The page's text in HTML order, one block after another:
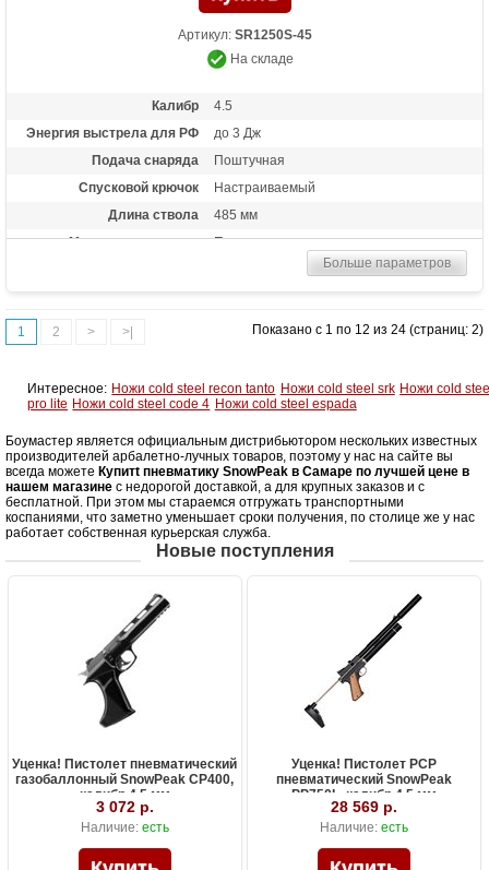
Артикул: SR1250S-45
На складе
Калибр
4.5
Энергия выстрела для РФ
до 3 Дж
Подача снаряда
Поштучная
Спусковой крючок
Настраиваемый
Длина ствола
485 мм
Материал приклада
Пластик
Масса (кг)
4.4
Особенности
Взвод рычажного типа ("переломка")
Больше параметров
1 2 > >| Показано с 1 по 12 из 24 (страниц: 2)
Интересное: Ножи cold steel recon tanto Ножи cold steel srk Ножи cold
pro lite Ножи cold steel code 4 Ножи cold steel espada
Боумастер является официальным дистрибьютором нескольких известных
производителей арбалетно-лучных товаров, поэтому у нас на сайте вы
всегда можете Купитt пневматику SnowPeak в Самаре по лучшей цене в
нашем магазине с недорогой доставкой, а для крупных заказов и с
бесплатной. При этом мы стараемся отгружать транспортными
коспаниями, что заметно уменьшает сроки получения, по столице же у нас
работает собственная курьерская служба.
Новые поступления
Уценка! Пистолет пневматический
газобаллонный SnowPeak CP400,
калибр 4.5 мм
3 072 р.
Наличие: есть
Уценка! Пистолет PCP
пневматический SnowPeak
PP750L, калибр 4.5 мм
28 569 р.
Наличие: есть